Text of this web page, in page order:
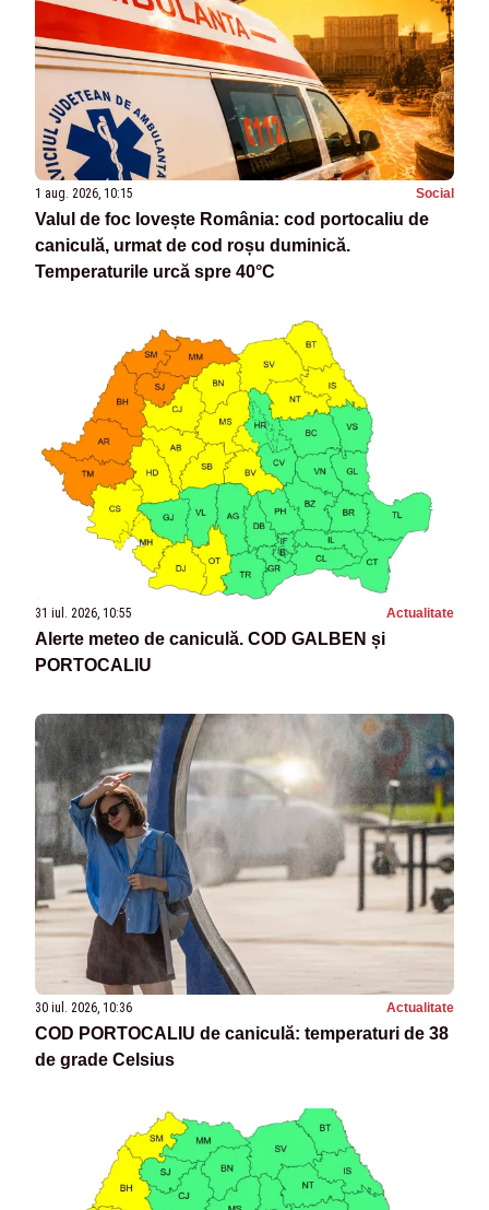
1 aug. 2026, 10:15 Social
Valul de foc lovește România: cod portocaliu de
caniculă, urmat de cod roșu duminică.
Temperaturile urcă spre 40°C
31 iul. 2026, 10:55 Actualitate
Alerte meteo de caniculă. COD GALBEN și
PORTOCALIU
30 iul. 2026, 10:36 Actualitate
COD PORTOCALIU de caniculă: temperaturi de 38
de grade Celsius